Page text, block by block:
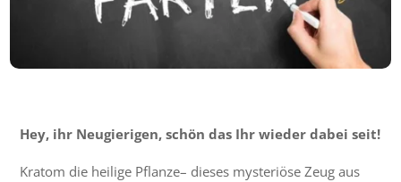
Hey, ihr Neugierigen, schön das Ihr wieder dabei seit!
Kratom die heilige Pflanze– dieses mysteriöse Zeug aus